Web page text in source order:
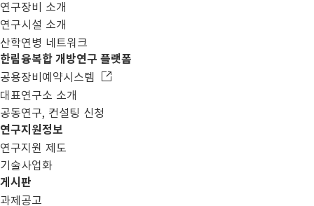
연구장비 소개
연구시설 소개
산학연병 네트워크
한림융복합 개방연구 플랫폼
공용장비예약시스템
대표연구소 소개
공동연구, 컨설팅 신청
연구지원정보
연구지원 제도
기술사업화
게시판
과제공고